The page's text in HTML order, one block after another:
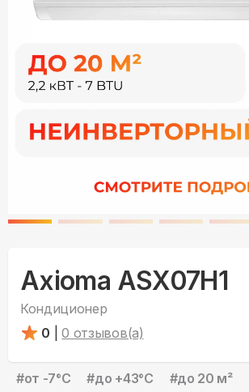
Axioma ASX07H1
Кондиционер
0
0 отзывов(а)
#от -7°С #до +43°С #до 20 м²